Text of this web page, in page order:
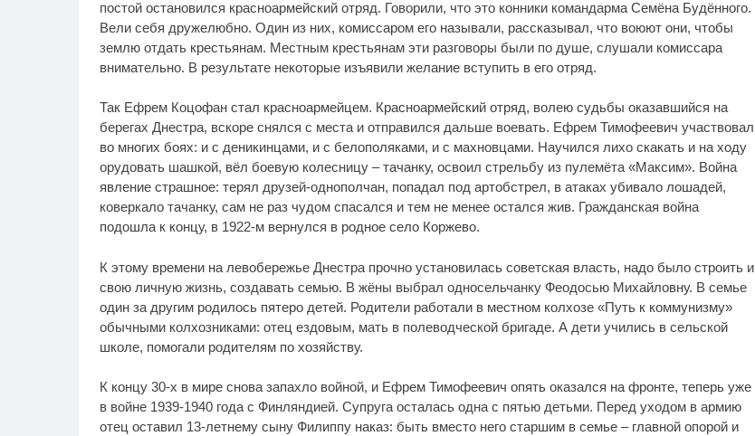
постой остановился красноармейский отряд. Говорили, что это конники командарма Семёна Будённого.
Вели себя дружелюбно. Один из них, комиссаром его называли, рассказывал, что воюют они, чтобы
землю отдать крестьянам. Местным крестьянам эти разговоры были по душе, слушали комиссара
внимательно. В результате некоторые изъявили желание вступить в его отряд.
Так Ефрем Коцофан стал красноармейцем. Красноармейский отряд, волею судьбы оказавшийся на
берегах Днестра, вскоре снялся с места и отправился дальше воевать. Ефрем Тимофеевич участвовал
во многих боях: и с деникинцами, и с белополяками, и с махновцами. Научился лихо скакать и на ходу
орудовать шашкой, вёл боевую колесницу – тачанку, освоил стрельбу из пулемёта «Максим». Война
явление страшное: терял друзей-однополчан, попадал под артобстрел, в атаках убивало лошадей,
коверкало тачанку, сам не раз чудом спасался и тем не менее остался жив. Гражданская война
подошла к концу, в 1922-м вернулся в родное село Коржево.
К этому времени на левобережье Днестра прочно установилась советская власть, надо было строить и
свою личную жизнь, создавать семью. В жёны выбрал односельчанку Феодосью Михайловну. В семье
один за другим родилось пятеро детей. Родители работали в местном колхозе «Путь к коммунизму»
обычными колхозниками: отец ездовым, мать в полеводческой бригаде. А дети учились в сельской
школе, помогали родителям по хозяйству.
К концу 30-х в мире снова запахло войной, и Ефрем Тимофеевич опять оказался на фронте, теперь уже
в войне 1939-1940 года с Финляндией. Супруга осталась одна с пятью детьми. Перед уходом в армию
отец оставил 13-летнему сыну Филиппу наказ: быть вместо него старшим в семье – главной опорой и